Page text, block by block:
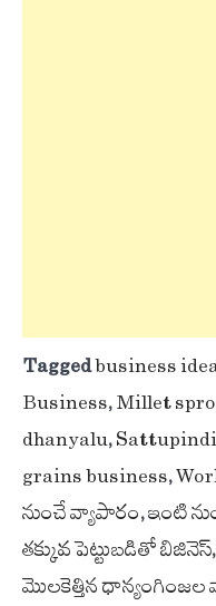
Taggedbusiness
Business,Millet
dhanyalu,Sattupindi
grains business,
నుంచే వ్యాపారం,ఇంటి
తక్కువ పెట్టుబడితో బిజినెస్,
మొలకెత్తిన ధాన్యంగింజల